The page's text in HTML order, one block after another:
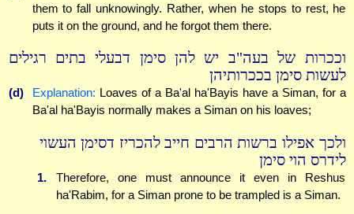
them to fall unknowingly. Rather, when he stops to rest, he
puts it on the ground, and he forgot them there.
וככרות של בעה"ב יש להן סימן דבעלי בתים רגילים
לעשות סימן בככרותיהן
(d) Explanation: Loaves of a Ba'al ha'Bayis have a Siman, for a
Ba'al ha'Bayis normally makes a Siman on his loaves;
ולכך אפילו ברשות הרבים חייב להכריז דסימן העשוי
לידרס הוי סימן
1.
Therefore, one must announce it even in Reshus
ha'Rabim, for a Siman prone to be trampled is a Siman.